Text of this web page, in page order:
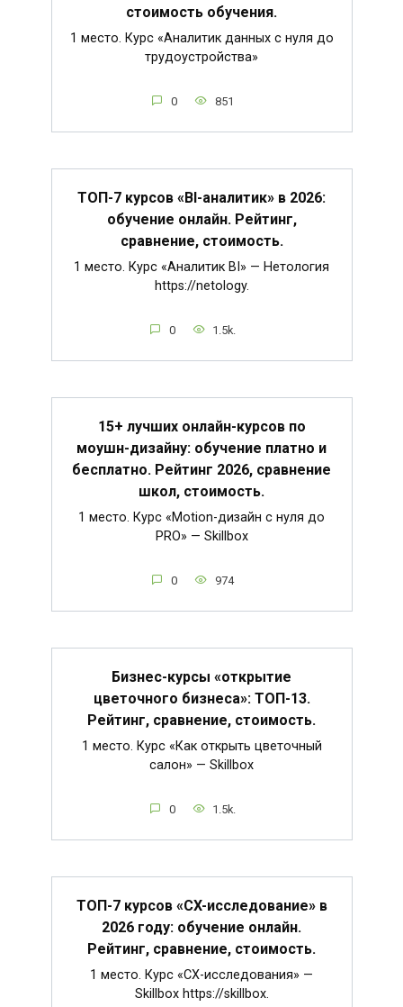
стоимость обучения.
1 место. Курс «Аналитик данных с нуля до
трудоустройства»
0 851
ТОП-7 курсов «BI-аналитик» в 2026:
обучение онлайн. Рейтинг,
сравнение, стоимость.
1 место. Курс «Аналитик BI» — Нетология
https://netology.
0 1.5k.
15+ лучших онлайн-курсов по
моушн-дизайну: обучение платно и
бесплатно. Рейтинг 2026, сравнение
школ, стоимость.
1 место. Курс «Motion-дизайн с нуля до
PRO» — Skillbox
0 974
Бизнес-курсы «открытие
цветочного бизнеса»: ТОП-13.
Рейтинг, сравнение, стоимость.
1 место. Курс «Как открыть цветочный
салон» — Skillbox
0 1.5k.
ТОП-7 курсов «CX-исследование» в
2026 году: обучение онлайн.
Рейтинг, сравнение, стоимость.
1 место. Курс «CX-исследования» —
Skillbox https://skillbox.